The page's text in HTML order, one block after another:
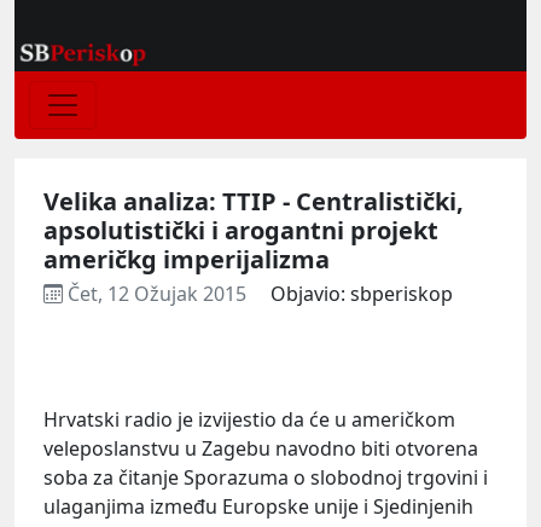
Velika analiza: TTIP - Centralistički,
apsolutistički i arogantni projekt
američkg imperijalizma
Čet, 12 Ožujak 2015 Objavio: sbperiskop
Hrvatski radio je izvijestio da će u američkom
veleposlanstvu u Zagebu navodno biti otvorena
soba za čitanje Sporazuma o slobodnoj trgovini i
ulaganjima između Europske unije i Sjedinjenih